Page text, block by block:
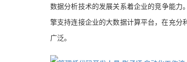
数据分析技术的发展关系着企业的竞争能
擎支持连接企业的大数据计算平台，在充
广泛。